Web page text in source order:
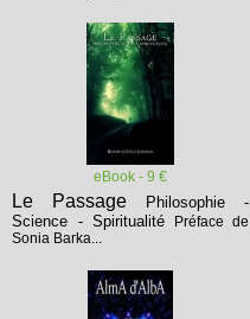
eBook - 9 €
Le Passage
Philosophie -
Science - Spiritualité
Préface de
Sonia Barka...